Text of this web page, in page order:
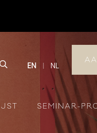
Search
EN NL
SEMINAR-